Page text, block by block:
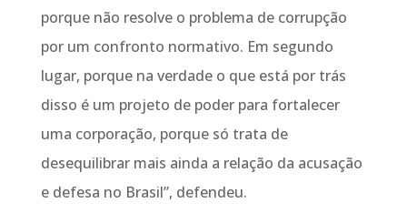
porque não resolve o problema de corrupção
por um confronto normativo. Em segundo
lugar, porque na verdade o que está por trás
disso é um projeto de poder para fortalecer
uma corporação, porque só trata de
desequilibrar mais ainda a relação da acusação
e defesa no Brasil”, defendeu.